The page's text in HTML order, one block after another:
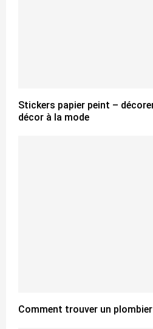
Stickers papier peint –
décor à la mode
Comment trouver un